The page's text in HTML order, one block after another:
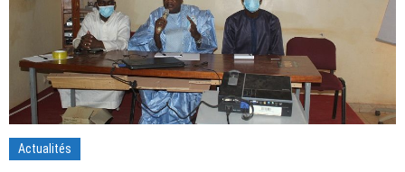
Actualités